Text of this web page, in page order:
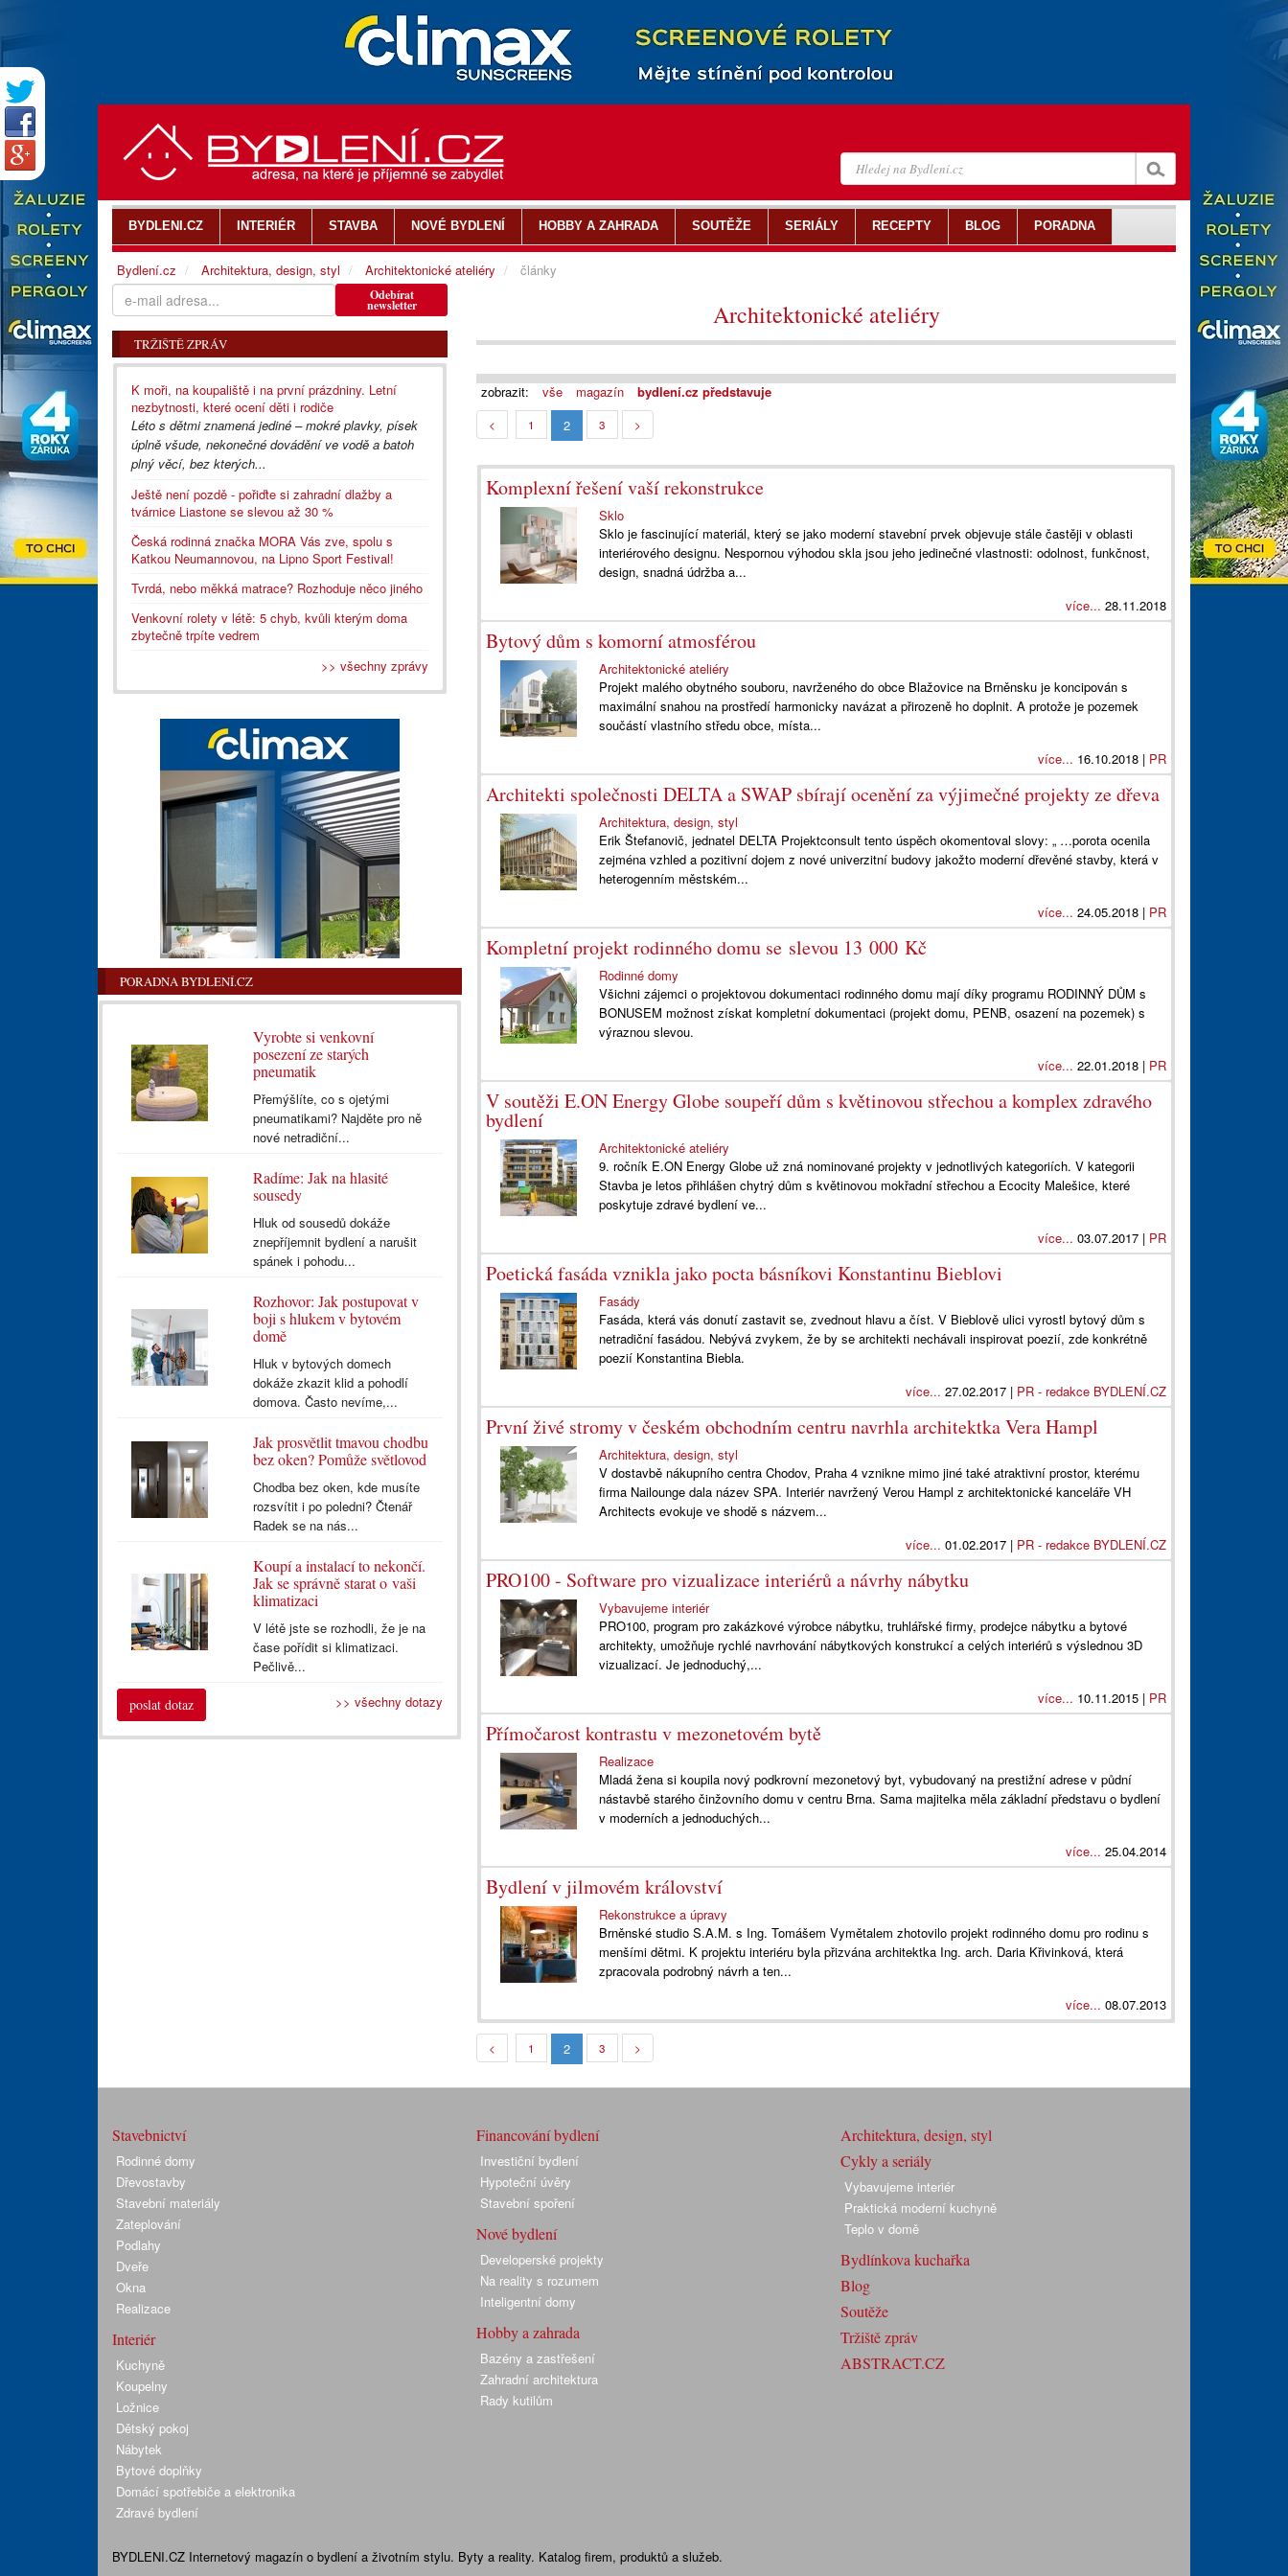
Architektonické ateliéry
zobrazit: vše magazín bydlení.cz představuje
< 1 2 3 >
Komplexní řešení vaší rekonstrukce
Sklo
Sklo je fascinující materiál, který se jako moderní stavební prvek objevuje stále častěji v oblasti
interiérového designu. Nespornou výhodou skla jsou jeho jedinečné vlastnosti: odolnost, funkčnost,
design, snadná údržba a...
více... 28.11.2018
Bytový dům s komorní atmosférou
Architektonické ateliéry
Projekt malého obytného souboru, navrženého do obce Blažovice na Brněnsku je koncipován s
maximální snahou na prostředí harmonicky navázat a přirozeně ho doplnit. A protože je pozemek
součástí vlastního středu obce, místa...
více... 16.10.2018 | PR
Architekti společnosti DELTA a SWAP sbírají ocenění za výjimečné projekty ze dřeva
Architektura, design, styl
Erik Štefanovič, jednatel DELTA Projektconsult tento úspěch okomentoval slovy: „ …porota ocenila
zejména vzhled a pozitivní dojem z nové univerzitní budovy jakožto moderní dřevěné stavby, která v
heterogenním městském...
více... 24.05.2018 | PR
Kompletní projekt rodinného domu se slevou 13 000 Kč
Rodinné domy
Všichni zájemci o projektovou dokumentaci rodinného domu mají díky programu RODINNÝ DŮM s
BONUSEM možnost získat kompletní dokumentaci (projekt domu, PENB, osazení na pozemek) s
výraznou slevou.
více... 22.01.2018 | PR
V soutěži E.ON Energy Globe soupeří dům s květinovou střechou a komplex zdravého
bydlení
Architektonické ateliéry
9. ročník E.ON Energy Globe už zná nominované projekty v jednotlivých kategoriích. V kategorii
Stavba je letos přihlášen chytrý dům s květinovou mokřadní střechou a Ecocity Malešice, které
poskytuje zdravé bydlení ve...
více... 03.07.2017 | PR
Poetická fasáda vznikla jako pocta básníkovi Konstantinu Bieblovi
Fasády
Fasáda, která vás donutí zastavit se, zvednout hlavu a číst. V Bieblově ulici vyrostl bytový dům s
netradiční fasádou. Nebývá zvykem, že by se architekti nechávali inspirovat poezií, zde konkrétně
poezií Konstantina Biebla.
více... 27.02.2017 | PR - redakce BYDLENÍ.CZ
První živé stromy v českém obchodním centru navrhla architektka Vera Hampl
Architektura, design, styl
V dostavbě nákupního centra Chodov, Praha 4 vznikne mimo jiné také atraktivní prostor, kterému
firma Nailounge dala název SPA. Interiér navržený Verou Hampl z architektonické kanceláře VH
Architects evokuje ve shodě s názvem...
více... 01.02.2017 | PR - redakce BYDLENÍ.CZ
PRO100 - Software pro vizualizace interiérů a návrhy nábytku
Vybavujeme interiér
PRO100, program pro zakázkové výrobce nábytku, truhlářské firmy, prodejce nábytku a bytové
architekty, umožňuje rychlé navrhování nábytkových konstrukcí a celých interiérů s výslednou 3D
vizualizací. Je jednoduchý,...
více... 10.11.2015 | PR
Přímočarost kontrastu v mezonetovém bytě
Realizace
Mladá žena si koupila nový podkrovní mezonetový byt, vybudovaný na prestižní adrese v půdní
nástavbě starého činžovního domu v centru Brna. Sama majitelka měla základní představu o bydlení
v moderních a jednoduchých...
více... 25.04.2014
Bydlení v jilmovém království
Rekonstrukce a úpravy
Brněnské studio S.A.M. s Ing. Tomášem Vymětalem zhotovilo projekt rodinného domu pro rodinu s
menšími dětmi. K projektu interiéru byla přizvána architektka Ing. arch. Daria Křivinková, která
zpracovala podrobný návrh a ten...
více... 08.07.2013
< 1 2 3 >
Odebírat
newsletter
TRŽIŠTĚ ZPRÁV
K moři, na koupaliště i na první prázdniny. Letní
nezbytnosti, které ocení děti i rodiče
Léto s dětmi znamená jediné – mokré plavky, písek
úplně všude, nekonečné dovádění ve vodě a batoh
plný věcí, bez kterých...
Ještě není pozdě - pořiďte si zahradní dlažby a
tvárnice Liastone se slevou až 30 %
Česká rodinná značka MORA Vás zve, spolu s
Katkou Neumannovou, na Lipno Sport Festival!
Tvrdá, nebo měkká matrace? Rozhoduje něco jiného
Venkovní rolety v létě: 5 chyb, kvůli kterým doma
zbytečně trpíte vedrem
>> všechny zprávy
PORADNA BYDLENÍ.CZ
Vyrobte si venkovní
posezení ze starých
pneumatik
Přemýšlíte, co s ojetými
pneumatikami? Najděte pro ně
nové netradiční...
Radíme: Jak na hlasité
sousedy
Hluk od sousedů dokáže
znepříjemnit bydlení a narušit
spánek i pohodu...
Rozhovor: Jak postupovat v
boji s hlukem v bytovém
domě
Hluk v bytových domech
dokáže zkazit klid a pohodlí
domova. Často nevíme,...
Jak prosvětlit tmavou chodbu
bez oken? Pomůže světlovod
Chodba bez oken, kde musíte
rozsvítit i po poledni? Čtenář
Radek se na nás...
Koupí a instalací to nekončí.
Jak se správně starat o vaši
klimatizaci
V létě jste se rozhodli, že je na
čase pořídit si klimatizaci.
Pečlivě...
poslat dotaz >> všechny dotazy
BYDLENI.CZ INTERIÉR STAVBA NOVÉ BYDLENÍ HOBBY A ZAHRADA SOUTĚŽE SERIÁLY RECEPTY BLOG PORADNA
Bydlení.cz Architektura, design, styl Architektonické ateliéry články
Stavebnictví
Rodinné domy
Dřevostavby
Stavební materiály
Zateplování
Podlahy
Dveře
Okna
Realizace
Interiér
Kuchyně
Koupelny
Ložnice
Dětský pokoj
Nábytek
Bytové doplňky
Domácí spotřebiče a elektronika
Zdravé bydlení
Financování bydlení
Investiční bydlení
Hypoteční úvěry
Stavební spoření
Nové bydlení
Developerské projekty
Na reality s rozumem
Inteligentní domy
Hobby a zahrada
Bazény a zastřešení
Zahradní architektura
Rady kutilům
Architektura, design, styl
Cykly a seriály
Vybavujeme interiér
Praktická moderní kuchyně
Teplo v domě
Bydlínkova kuchařka
Blog
Soutěže
Tržiště zpráv
ABSTRACT.CZ
BYDLENI.CZ Internetový magazín o bydlení a životním stylu. Byty a reality. Katalog firem, produktů a služeb.